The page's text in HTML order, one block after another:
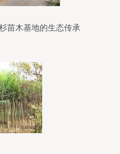
苗木基地的生态传承